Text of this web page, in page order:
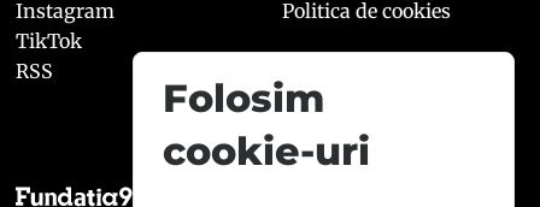
Instagram
TikTok
RSS
Politica de cookies
Folosim
cookie-uri